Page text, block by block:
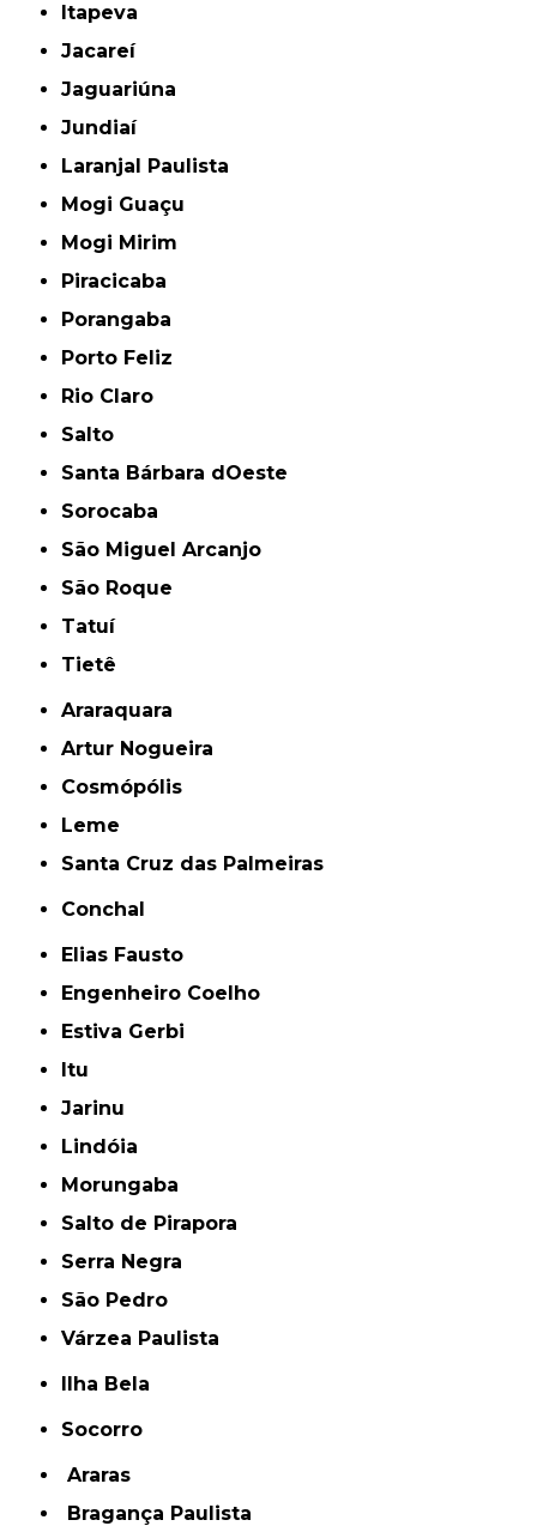
Itapeva
Jacareí
Jaguariúna
Jundiaí
Laranjal Paulista
Mogi Guaçu
Mogi Mirim
Piracicaba
Porangaba
Porto Feliz
Rio Claro
Salto
Santa Bárbara dOeste
Sorocaba
São Miguel Arcanjo
São Roque
Tatuí
Tietê
Araraquara
Artur Nogueira
Cosmópólis
Leme
Santa Cruz das Palmeiras
Conchal
Elias Fausto
Engenheiro Coelho
Estiva Gerbi
Itu
Jarinu
Lindóia
Morungaba
Salto de Pirapora
Serra Negra
São Pedro
Várzea Paulista
Ilha Bela
Socorro
Araras
Bragança Paulista